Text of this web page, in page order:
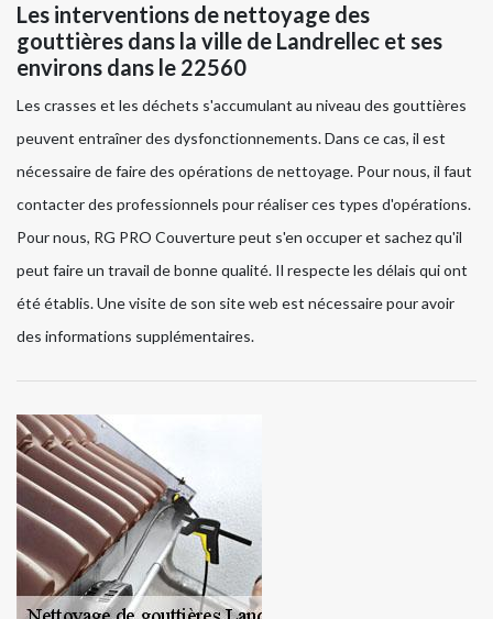
Les interventions de nettoyage des
gouttières dans la ville de Landrellec et ses
environs dans le 22560
Les crasses et les déchets s'accumulant au niveau des gouttières
peuvent entraîner des dysfonctionnements. Dans ce cas, il est
nécessaire de faire des opérations de nettoyage. Pour nous, il faut
contacter des professionnels pour réaliser ces types d'opérations.
Pour nous, RG PRO Couverture peut s'en occuper et sachez qu'il
peut faire un travail de bonne qualité. Il respecte les délais qui ont
été établis. Une visite de son site web est nécessaire pour avoir
des informations supplémentaires.